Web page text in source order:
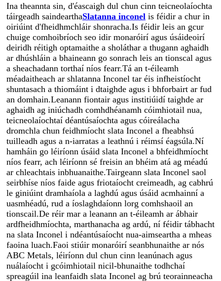
Ina theannta sin, d'éascaigh dul chun cinn teicneolaíochta
táirgeadh saindearthaSlatanna inconel is féidir a chur in
oiriúint d'fheidhmchláir shonracha.Is féidir leis an gcur
chuige comhoibríoch seo idir monaróirí agus úsáideoirí
deiridh réitigh optamaithe a sholáthar a thugann aghaidh
ar dhúshláin a bhaineann go sonrach leis an tionscal agus
a sheachadann torthaí níos fearr.Tá an t-éileamh
méadaitheach ar shlatanna Inconel tar éis infheistíocht
shuntasach a thiomáint i dtaighde agus i bhforbairt ar fud
an domhain.Leanann fiontair agus institiúidí taighde ar
aghaidh ag iniúchadh comhdhéanamh cóimhiotail nua,
teicneolaíochtaí déantúsaíochta agus cóireálacha
dromchla chun feidhmíocht slata Inconel a fheabhsú
tuilleadh agus a n-iarratas a leathnú i réimsí éagsúla.Ní
hamháin go léiríonn úsáid slata Inconel a bhfeidhmíocht
níos fearr, ach léiríonn sé freisin an bhéim atá ag méadú
ar chleachtais inbhuanaithe.Tairgeann slata Inconel saol
seirbhíse níos faide agus friotaíocht creimeadh, ag cabhrú
le giniúint dramhaíola a laghdú agus úsáid acmhainní a
uasmhéadú, rud a íoslaghdaíonn lorg comhshaoil ​​​​an
tionscail.De réir mar a leanann an t-éileamh ar ábhair
ardfheidhmíochta, marthanacha ag ardú, ní féidir tábhacht
na slata Inconel i ndéantúsaíocht nua-aimseartha a mheas
faoina luach.Faoi stiúir monaróirí seanbhunaithe ar nós
ABC Metals, léiríonn dul chun cinn leanúnach agus
nuálaíocht i gcóimhiotail nicil-bhunaithe todhchaí
spreagúil ina leanfaidh slata Inconel ag brú teorainneacha